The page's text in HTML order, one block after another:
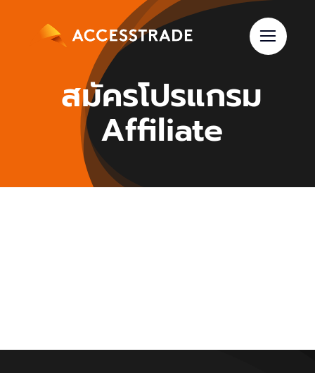
สมัครโปรแกรม
Affiliate